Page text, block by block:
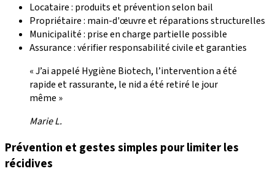
Locataire : produits et prévention selon bail
Propriétaire : main-d'œuvre et réparations structurelles
Municipalité : prise en charge partielle possible
Assurance : vérifier responsabilité civile et garanties
« J’ai appelé Hygiène Biotech, l’intervention a été
rapide et rassurante, le nid a été retiré le jour
même »
Marie L.
Prévention et gestes simples pour limiter les
récidives